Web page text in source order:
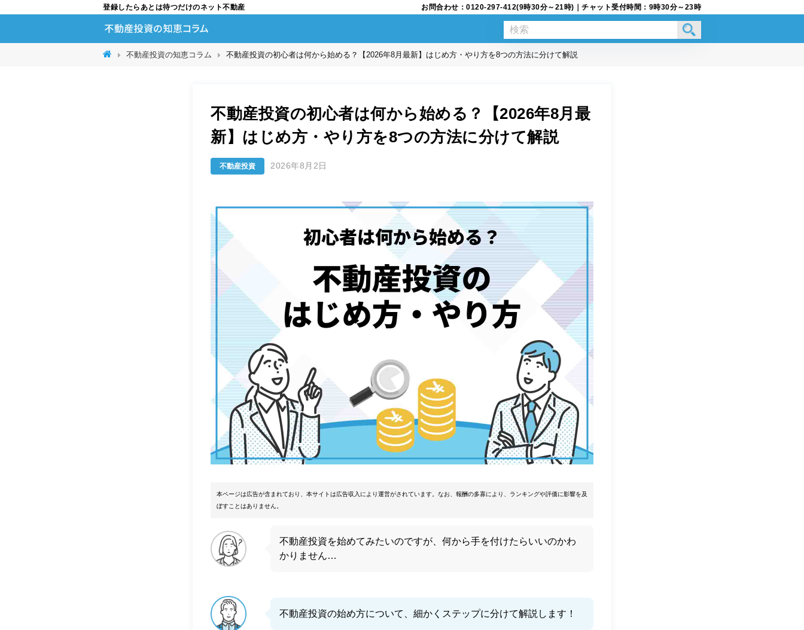
登録したらあとは待つだけのネット不動産 お問合わせ：0120-297-412(9時30分～21時)｜チャット受付時間：9時30分～23時
不動産投資の知恵コラム 不動産投資の初心者は何から始める？【2026年8月最新】はじめ方・やり方を8つの方法に分けて解説
不動産投資の初心者は何から始める？【2026年8月最
新】はじめ方・やり方を8つの方法に分けて解説
不動産投資 2026年8月2日
本ページは広告が含まれており、本サイトは広告収入により運営がされています。なお、報酬の多寡により、ランキングや評価に影響を及
ぼすことはありません。
不動産投資を始めてみたいのですが、何から手を付けたらいいのかわ
かりません…
不動産投資の始め方について、細かくステップに分けて解説します！